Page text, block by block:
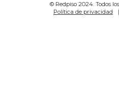
© Redpiso 2024. Todos
Política de privacidad